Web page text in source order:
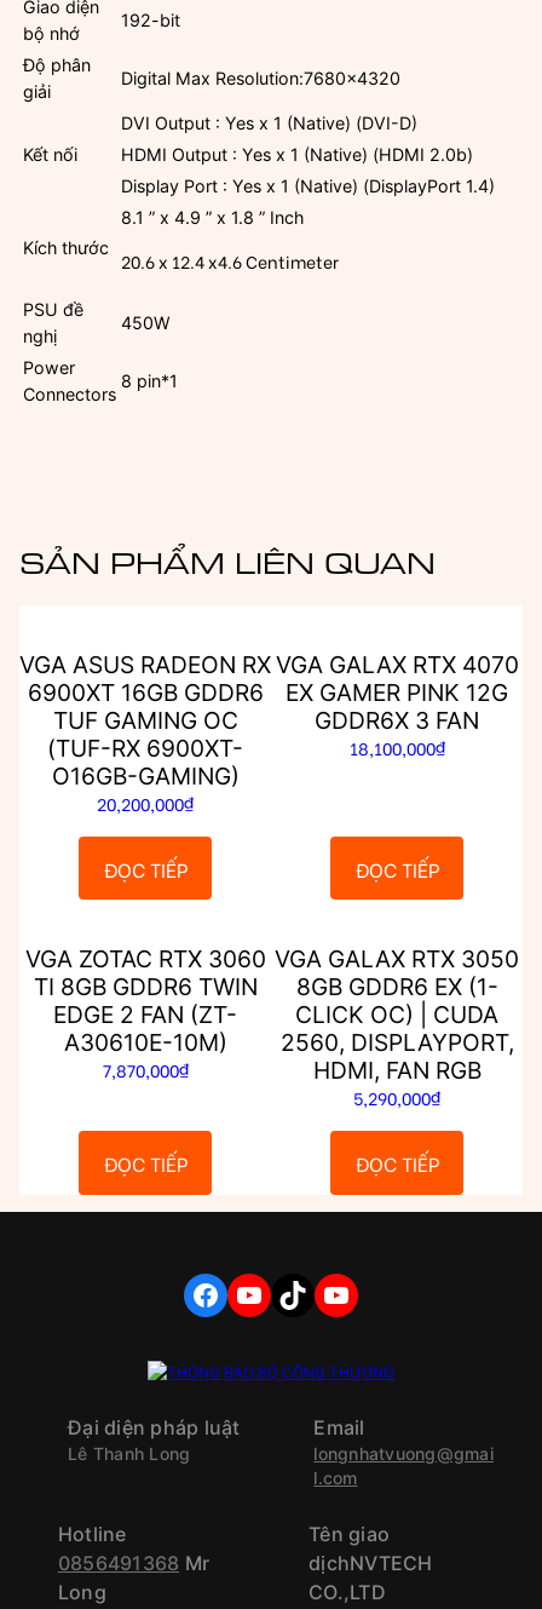
Giao diện
bộ nhớ
192-bit
Độ phân
giải
Digital Max Resolution:7680×4320
Kết nối
DVI Output : Yes x 1 (Native) (DVI-D)
HDMI Output : Yes x 1 (Native) (HDMI 2.0b)
Display Port : Yes x 1 (Native) (DisplayPort 1.4)
Kích thước
8.1 ” x 4.9 ” x 1.8 ” Inch
20.6 x 12.4 x4.6 Centimeter
PSU đề
nghị
450W
Power
Connectors
8 pin*1
SẢN PHẨM LIÊN QUAN
VGA ASUS RADEON RX
6900XT 16GB GDDR6
TUF GAMING OC
(TUF-RX 6900XT-
O16GB-GAMING)
20,200,000₫
ĐỌC TIẾP
VGA GALAX RTX 4070
EX GAMER PINK 12G
GDDR6X 3 FAN
18,100,000₫
ĐỌC TIẾP
VGA ZOTAC RTX 3060
TI 8GB GDDR6 TWIN
EDGE 2 FAN (ZT-
A30610E-10M)
7,870,000₫
ĐỌC TIẾP
VGA GALAX RTX 3050
8GB GDDR6 EX (1-
CLICK OC) | CUDA
2560, DISPLAYPORT,
HDMI, FAN RGB
5,290,000₫
ĐỌC TIẾP
FACEBOOK YOUTUBE TIKTOK YOUTUBE
Đại diện pháp luật
Lê Thanh Long
Email
longnhatvuong@gmai
l.com
Hotline
0856491368 Mr
Long
Tên giao
dịchNVTECH
CO.,LTD